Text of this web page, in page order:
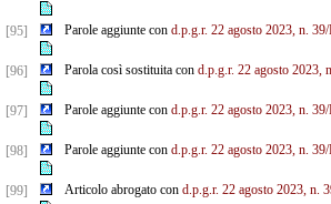
[95] Parole aggiunte con d.p.g.r. 22 agosto 2023, n.
[96] Parola così sostituita con d.p.g.r. 22 agosto 2023,
[97] Parole aggiunte con d.p.g.r. 22 agosto 2023, n.
[98] Parole aggiunte con d.p.g.r. 22 agosto 2023, n.
[99] Articolo abrogato con d.p.g.r. 22 agosto 2023, n.